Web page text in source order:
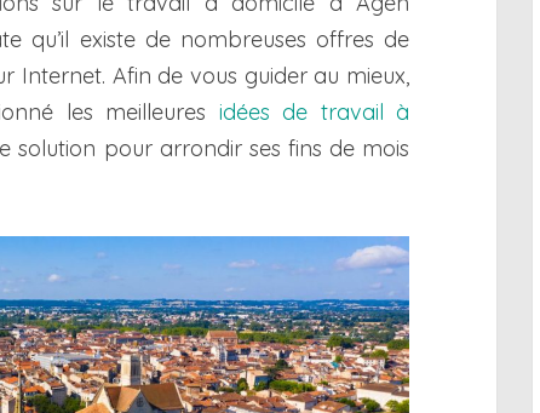
qu’il existe de nombreuses offres de
Internet. Afin de vous guider au mieux,
les meilleures idées de travail à
solution pour arrondir ses fins de mois